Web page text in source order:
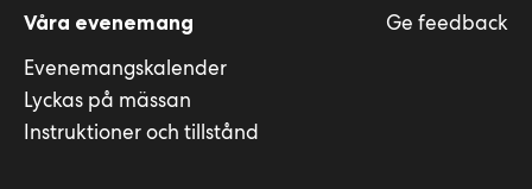
Våra evenemang
Evenemangskalender
Lyckas på mässan
Instruktioner och tillstånd
Ge feedback